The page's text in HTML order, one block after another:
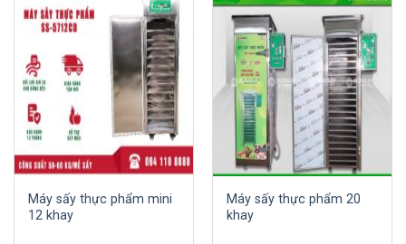
Máy sấy thực phẩm mini
12 khay
Máy sấy thực phẩm 20
khay